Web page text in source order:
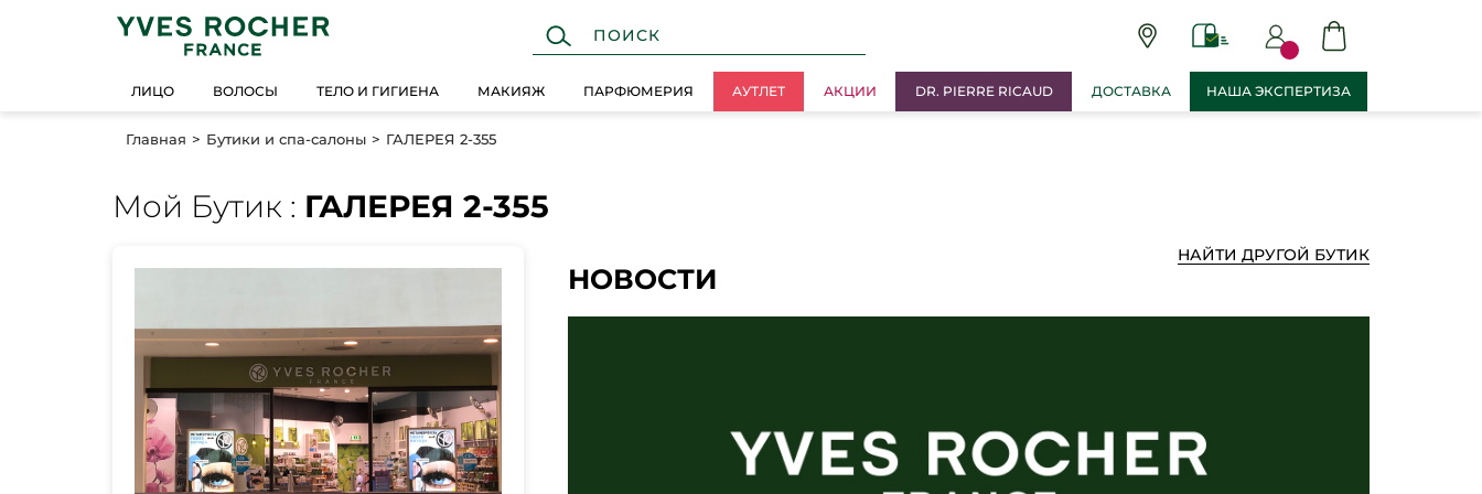
ЛИЦО ВОЛОСЫ ТЕЛО И ГИГИЕНА МАКИЯЖ ПАРФЮМЕРИЯ АУТЛЕТ АКЦИИ DR. PIERRE RICAUD ДОСТАВКА НАША ЭКСПЕРТИЗА
Главная Бутики и спа-салоны ГАЛЕРЕЯ 2-355
Мой Бутик : ГАЛЕРЕЯ 2-355
НАЙТИ ДРУГОЙ БУТИК
НОВОСТИ